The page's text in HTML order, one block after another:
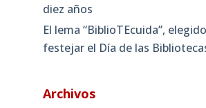
diez años
El lema “BiblioTEcuida”,
festejar el Día de las
Archivos